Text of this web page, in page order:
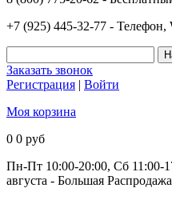
+7 (925) 445-32-77 - Телефон,
Заказать звонок
Регистрация | Войти
Моя корзина
0 0 руб
Пн-Пт 10:00-20:00, Сб 11:00-
августа - Большая